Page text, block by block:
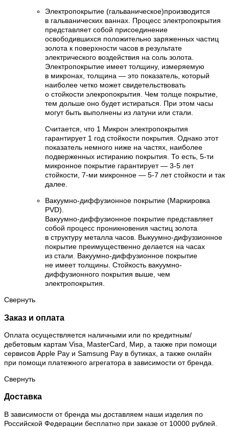
Электропокрытие (гальваническое)производится
в гальванических ваннах. Процесс электропокрытия
представляет собой присоединение
освободившихся положительно заряженных частиц
золота к поверхности часов в результате
электрического воздействия на соль золота.
Электропокрытие имеет толщину, измеряемую
в микронах, толщина — это показатель, который
наиболее четко может свидетельствовать
о стойкости элекропокрытия. Чем толще покрытие,
тем дольше оно будет истираться. При этом часы
могут быть выполнены из латуни или стали.
Считается, что 1 Микрон электропокрытия
гарантирует 1 год стойкости покрытия. Однако этот
показатель немного ниже на частях, наиболее
подверженных истиранию покрытия. То есть, 5-ти
микронное покрытие гарантирует — 3-5 лет
стойкости, 7-ми микронное — 5-7 лет стойкости и так
далее.
Вакуумно-диффузионное покрытие (Маркировка
PVD).
Вакуумно-диффузионное покрытие представляет
собой процесс проникновения частиц золота
в структуру металла часов. Выкуумно-дифуззионное
покрытие преимущественно делается на часах
из стали. Вакуумно-диффузионное покрытие
не имеет толщины. Стойкость вакуумно-
диффузионного покрытия выше, чем
электропокрытия.
Свернуть
Заказ и оплата
Оплата осуществляется наличными или по кредитным/
дебетовым картам Visa, MasterCard, Мир, а также при помощи
сервисов Apple Pay и Samsung Pay в бутиках, а также онлайн
при помощи платежного агрегатора в зависимости от бренда.
Свернуть
Доставка
В зависимости от бренда мы доставляем наши изделия по
Российской Федерации бесплатно при заказе от 10000 рублей.